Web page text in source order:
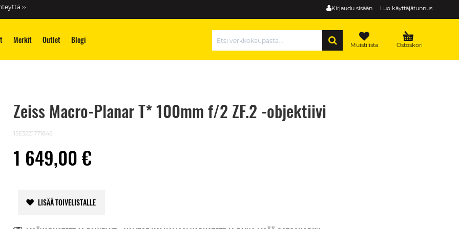
Kirjaudu sisään Luo käyttäjätunnus
››
Merkit Outlet Blogi Ostoskori
Muistilista
Zeiss Macro-Planar T* 100mm f/2 ZF.2 -objektiivi
15E32Z1771846
1 649,00 €
LISÄÄ TOIVELISTALLE